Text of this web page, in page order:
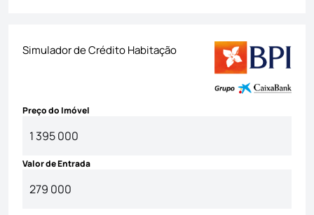
Simulador de Crédito Habitação
Preço do Imóvel
Valor de Entrada